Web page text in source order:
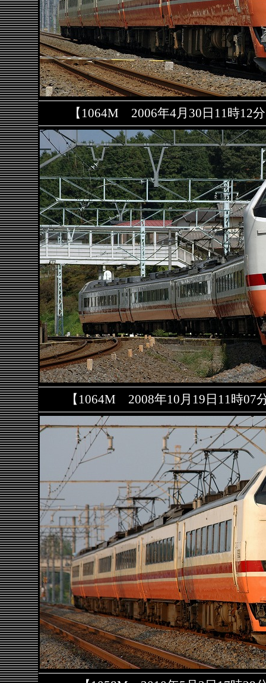
【1064M 2006年4月30日11時12
【1064M 2008年10月19日11時